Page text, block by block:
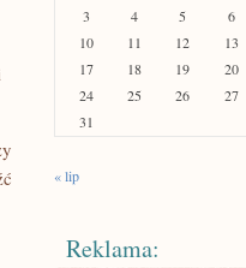
3
4 5 6
10
11 12 13
17
18 19 20
24
25 26 27
31
« lip
Reklama: